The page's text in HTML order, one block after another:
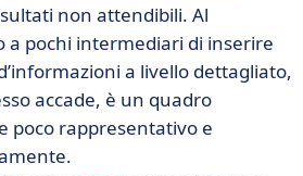
non attendibili. Al
a pochi intermediari di inserire
a livello dettagliato,
accade, è un quadro
poco rappresentativo e